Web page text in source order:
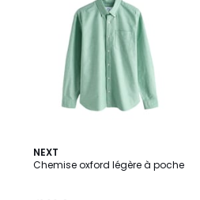
NEXT
Chemise oxford légère à poche
7
Couleurs